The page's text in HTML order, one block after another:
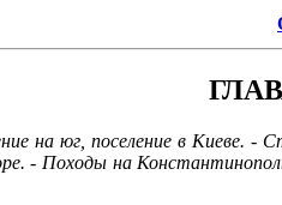
на юг, поселение в Киеве. -
- Походы на